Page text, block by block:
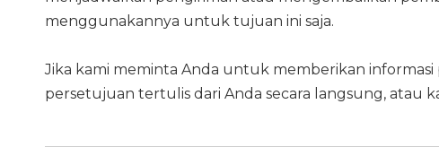
menggunakannya untuk tujuan ini saja.
Jika kami meminta Anda untuk memberikan
persetujuan tertulis dari Anda secara langsung, atau